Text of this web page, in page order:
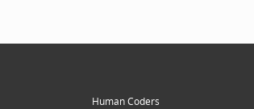
Human Coders